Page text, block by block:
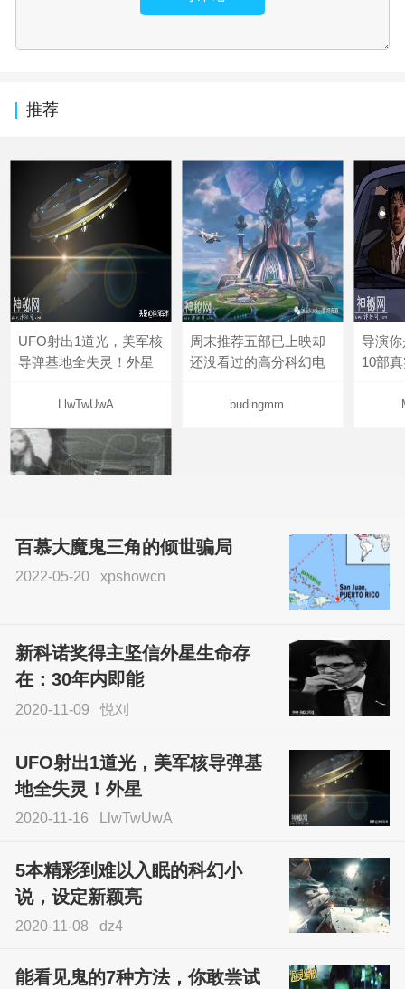
推荐
UFO射出1道光，美军核
导弹基地全失灵！外星
LlwTwUwA
周末推荐五部已上映却
还没看过的高分科幻电
budingmm
导演
10部
sskfn
百慕大魔鬼三角的倾世骗局
2022-05-20 xpshowcn
新科诺奖得主坚信外星生命存
在：30年内即能
2020-11-09 悦刈
UFO射出1道光，美军核导弹基
地全失灵！外星
2020-11-16 LlwTwUwA
5本精彩到难以入眠的科幻小
说，设定新颖亮
2020-11-08 dz4
能看见鬼的7种方法，你敢尝试